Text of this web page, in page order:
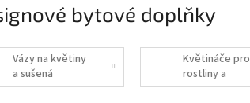
bytové doplňky
Vázy na květiny
a sušená
aranžmá
Květináče pro
rostliny a
sukulenty